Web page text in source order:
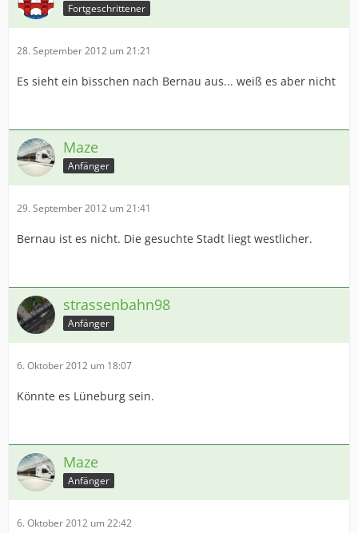
Fortgeschrittener
28. September 2012 um 21:21
Es sieht ein bisschen nach Bernau aus... weiß es aber nicht
Maze
Anfänger
29. September 2012 um 21:41
Bernau ist es nicht. Die gesuchte Stadt liegt westlicher.
strassenbahn98
Anfänger
6. Oktober 2012 um 18:07
Könnte es Lüneburg sein.
Maze
Anfänger
6. Oktober 2012 um 22:42